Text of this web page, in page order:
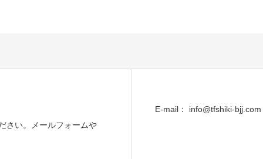
さい。メールフォームや
E-mail： info@tfshiki-bjj.com